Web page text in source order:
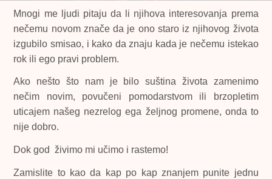
Mnogi me ljudi pitaju da li njihova interesovanja prema
nečemu novom znače da je ono staro iz njihovog života
izgubilo smisao, i kako da znaju kada je nečemu istekao
rok ili ego pravi problem.
Ako nešto što nam je bilo suština života zamenimo
nečim novim, povučeni pomodarstvom ili brzopletim
uticajem našeg nezrelog ega željnog promene, onda to
nije dobro.
Dok god živimo mi učimo i rastemo!
Zamislite to kao da kap po kap znanjem punite jednu